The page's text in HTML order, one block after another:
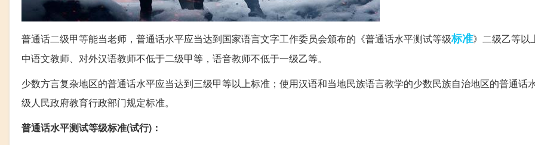
普通话二级甲等能当老师，普通话水平应当达到国家语言文字工作委员会颁布的《普通话水平测试等级标准》二级乙等以
中语文教师、对外汉语教师不低于二级甲等，语音教师不低于一级乙等。
少数方言复杂地区的普通话水平应当达到三级甲等以上标准；使用汉语和当地民族语言教学的少数民族自治地区的普通话
级人民政府教育行政部门规定标准。
普通话水平测试等级标准(试行)：